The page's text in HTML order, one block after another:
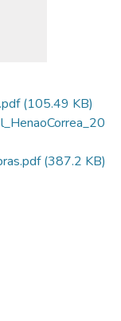
(105.49 KB)
(387.2 KB)